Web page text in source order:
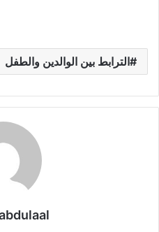
الترابط بين الوالدين والطفل